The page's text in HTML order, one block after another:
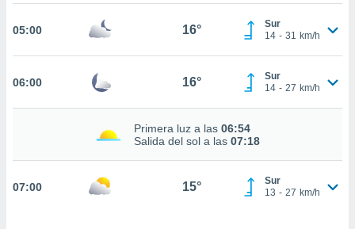
todas
nuestros
05:00 16°
Sur
14 - 31 km/h
06:00 16°
Sur
14 - 27 km/h
Primera luz a las 06:54
Salida del sol a las 07:18
07:00 15°
Sur
13 - 27 km/h